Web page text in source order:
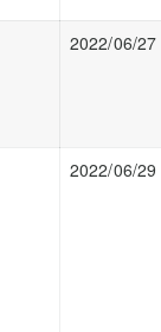
2022/06/27
2022/06/29